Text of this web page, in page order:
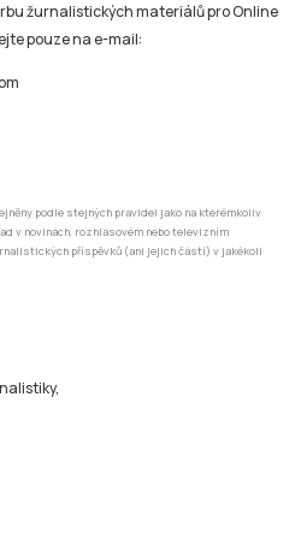
žurnalistických materiálů pro Online
pouze na e-mail:
podle stejných pravidel jako na kterémkoliv
v novinách, rozhlasovém nebo televizním
příspěvků (ani jejich částí) v jakékoli